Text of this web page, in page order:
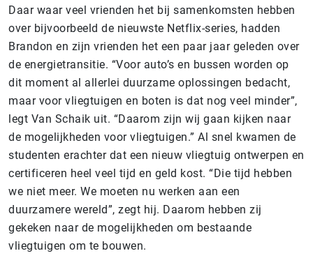
Daar waar veel vrienden het bij samenkomsten hebben
over bijvoorbeeld de nieuwste Netflix-series, hadden
Brandon en zijn vrienden het een paar jaar geleden over
de energietransitie. “Voor auto’s en bussen worden op
dit moment al allerlei duurzame oplossingen bedacht,
maar voor vliegtuigen en boten is dat nog veel minder”,
legt Van Schaik uit. “Daarom zijn wij gaan kijken naar
de mogelijkheden voor vliegtuigen.” Al snel kwamen de
studenten erachter dat een nieuw vliegtuig ontwerpen en
certificeren heel veel tijd en geld kost. “Die tijd hebben
we niet meer. We moeten nu werken aan een
duurzamere wereld”, zegt hij. Daarom hebben zij
gekeken naar de mogelijkheden om bestaande
vliegtuigen om te bouwen.